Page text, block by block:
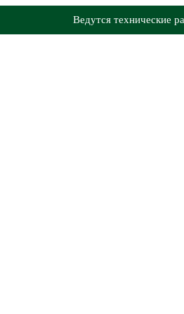
Ведутся технические